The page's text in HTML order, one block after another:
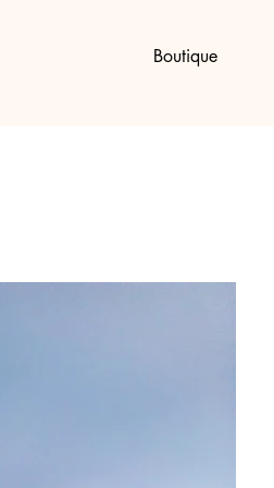
Boutique